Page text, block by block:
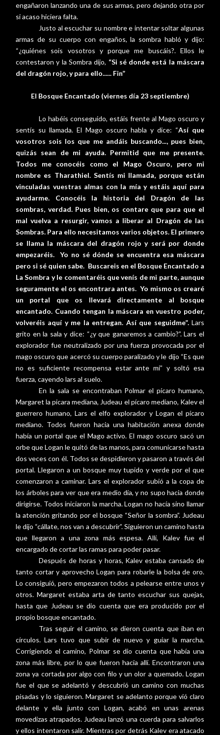
engañaron lanzando una de sus armas, pero dejando otra por
si acaso hiciera falta.
Justo al escuchar su nombre e intentar soltar algunas
armas de su cuerpo con engaños, la sombra habló y dijo:
“¿quiénes sois vosotros y porque me buscáis?. Ellos le
contestaron y la Sombra dijo, “Si sé donde está la máscara
del dragón rojo, y para ello...... Fin”
El Bosque Encantado (viernes día 23 septiembre)
Lo habéis conseguido, estáis frente al Mago oscuro y
sentís su llamada. El Mago oscuro habla y dice: “Así que
vosotros sois los que me andáis buscando..., pues bien,
quizás sean de mi ayuda. Permitid que me presente.
Todos me conocéis como el Mago Oscuro, pero mi
nombre es Tharathiel. Sentís mi llamada, porque están
vinculadas vuestras almas con la mía y estáis aquí para
ayudarme. Conocéis la historia del Dragón de las
sombras, verdad. Pues bien, os contare que para que el
mal vuelva a resurgir, vamos a liberar al Dragón de las
Sombras. Para ello necesitamos varios objetos. El primero
se llama la máscara del dragón rojo y será por donde
empezaréis.
Yo no sé dónde se encuentra esa máscara
pero si sé quien sabe. Buscareis en el Bosque Encantado a
La Sombra y le comentaréis que venís de mi parte, aunque
seguramente el os encontrara antes. Yo mismo os crearé
un portal que os llevará directamente al bosque
encantado. Cuando tengan la máscara en vuestro poder,
volveréis aquí y me la entregan. Así que seguidme”. Lars
grito en la sala y dice: “¿y que ganaremos a cambio?”. Lars el
explorador fue neutralizado por una fuerza provocada por el
mago oscuro que acercó su cuerpo paralizado y le dijo “Es que
no es suficiente recompensa estar ante mi” y soltó esa
fuerza, cayendo lars al suelo.
En la sala se encontraban Polmar el pícaro humano,
Margaret la picara mediana, Judeau el pícaro mediano, Kalev el
guerrero humano, Lars el elfo explorador y Logan el pícaro
mediano. Todos fueron hacia una habitación anexa donde
había un portal que el Mago activo. El mago oscuro sacó un
orbe que Logan le quitó de las manos, para comunicarse hasta
dos veces con él. Todos se despidieron y pasaron a través del
portal. Llegaron a un bosque muy tupido y verde por el que
comenzaron a caminar. Lars el explorador subió a la copa de
los árboles para ver que era medio día, y no supo hacia donde
dirigirse. Todos iniciaron la marcha. Logan no hacía sino llamar
la atención gritando por el bosque “Señor la sombra”. Judeau
le dijo “cállate, nos van a descubrir”. Siguieron un camino hasta
que llegaron a una zona más espesa. Allí, Kalev fue el
encargado de cortar las ramas para poder pasar.
Después de horas y horas, Kalev estaba cansado de
tanto cortar y aprovecho Logan para robarle la bolsa de oro.
Lo consiguió, pero empezaron todos a pelearse entre unos y
otros. Margaret estaba arta de tanto escuchar sus quejas,
hasta que Judeau se dio cuenta que era producido por el
propio bosque encantado.
Tras seguir el camino, se dieron cuenta que iban en
círculos. Lars tuvo que subir de nuevo y guiar la marcha.
Corrigiendo el camino, Polmar se dio cuenta que había una
zona más libre, por lo que fueron hacia allí. Encontraron una
zona ya cortada por algo con filo y un olor a quemado. Logan
fue el que se adelantó y descubrió un camino con muchas
pisadas y lo siguieron. Margaret se adelanto porque vió claro
delante y ella junto con Logan, acabó en unas arenas
movedizas atrapados. Judeau lanzó una cuerda para salvarlos
y ellos intentaron salir. Mientras por detrás Kalev era atacado